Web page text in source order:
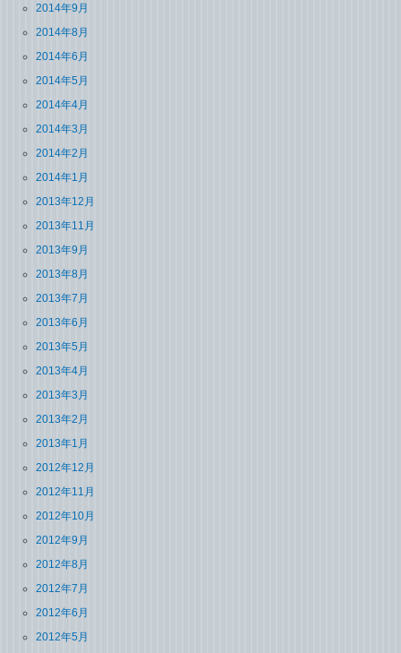
2014年9月
2014年8月
2014年6月
2014年5月
2014年4月
2014年3月
2014年2月
2014年1月
2013年12月
2013年11月
2013年9月
2013年8月
2013年7月
2013年6月
2013年5月
2013年4月
2013年3月
2013年2月
2013年1月
2012年12月
2012年11月
2012年10月
2012年9月
2012年8月
2012年7月
2012年6月
2012年5月